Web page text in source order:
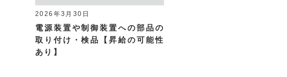
2026年3月30日
電源装置や制御装置への部品の
取り付け・検品【昇給の可能性
あり】